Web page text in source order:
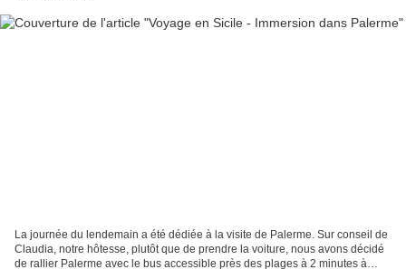
La journée du lendemain a été dédiée à la visite de Palerme. Sur conseil de
Claudia, notre hôtesse, plutôt que de prendre la voiture, nous avons décidé
de rallier Palerme avec le bus accessible près des plages à 2 minutes à